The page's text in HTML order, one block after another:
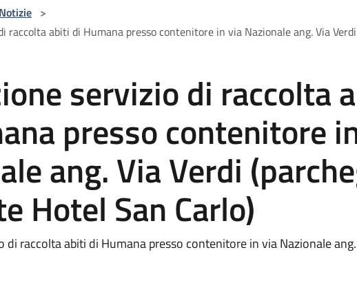
Notizie >
raccolta abiti di Humana presso contenitore in via Nazionale ang. Via
servizio di raccolta
presso contenitore
ang. Via Verdi
Hotel San Carlo)
raccolta abiti di Humana presso contenitore in via Nazionale